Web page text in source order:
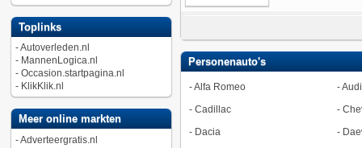
Toplinks
-Autoverleden.nl
- MannenLogica.nl
- Occasion.startpagina.nl
- KlikKlik.nl
Meer online markten
-Adverteergratis.nl
Personenauto's
-Alfa Romeo -Audi
- Cadillac -
- Dacia -